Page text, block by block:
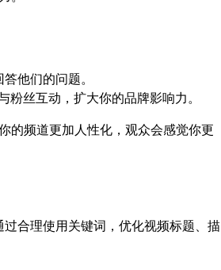
他们的问题。
粉丝互动，扩大你的品牌影响力。
的频道更加人性化，观众会感觉你更
过合理使用关键词，优化视频标题、描